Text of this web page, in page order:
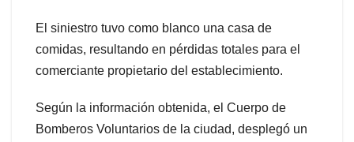
El siniestro tuvo como blanco una casa de
comidas, resultando en pérdidas totales para el
comerciante propietario del establecimiento.
Según la información obtenida, el Cuerpo de
Bomberos Voluntarios de la ciudad, desplegó un